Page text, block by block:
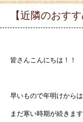
【近隣のおす
皆さんこんにちは！！
早いもので年明けから
まだ寒い時期が続きま